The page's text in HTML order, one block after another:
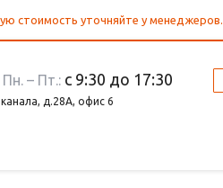
стоимость уточняйте у менеджеров.
Пн. – Пт.: с 9:30 до 17:30
д.28А, офис 6